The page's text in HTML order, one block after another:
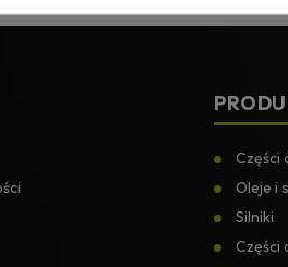
Części
Oleje i
Silniki
Części